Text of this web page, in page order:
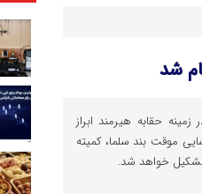
شد
حقابه هیرمند ابراز
موقت بند سلما، کمیته
خواهد شد.